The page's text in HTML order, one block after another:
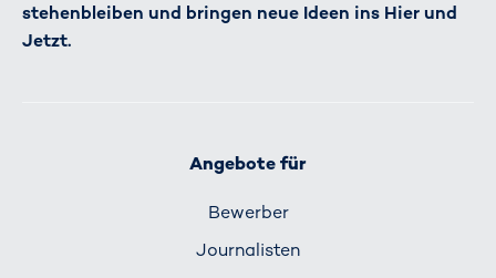
stehenbleiben und bringen neue Ideen ins Hier und
Jetzt.
Angebote für
Bewerber
Journalisten